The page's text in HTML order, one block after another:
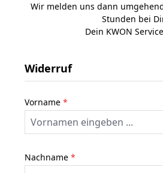
Wir melden uns dann
Stunden bei
Dein KWON
Widerruf
Vorname *
Nachname *